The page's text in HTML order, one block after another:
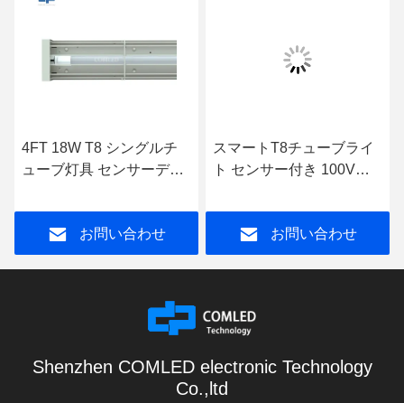
4FT 18W T8 シングルチ
ューブ灯具 センサーディ
CCT 3000K 4000K 5000K
お問い合わせ
スマートT8チューブライ
ト センサー付き 100V
ューブライト
お問い合わせ
Shenzhen COMLED electronic Technology
Co.,ltd